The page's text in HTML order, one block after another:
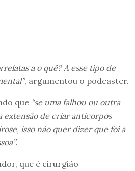
a o quê? A esse tipo de
, argumentou o podcaster.
que “se uma falhou ou outra
extensão de criar anticorpos
isso não quer dizer que foi a
.
que é cirurgião